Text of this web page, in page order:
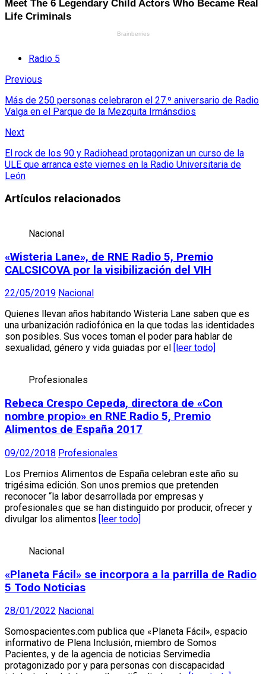
Radio 5
Previous
Más de 250 personas celebraron el 27.º aniversario de Radio
Valga en el Parque de la Mezquita Irmánsdios
Next
El rock de los 90 y Radiohead protagonizan un curso de la
ULE que arranca este viernes en la Radio Universitaria de
León
Artículos relacionados
Nacional
«Wisteria Lane», de RNE Radio 5, Premio
CALCSICOVA por la visibilización del VIH
22/05/2019 Nacional
Quienes llevan años habitando Wisteria Lane saben que es
una urbanización radiofónica en la que todas las identidades
son posibles. Sus voces toman el poder para hablar de
sexualidad, género y vida guiadas por el
[leer todo]
Profesionales
Rebeca Crespo Cepeda, directora de «Con
nombre propio» en RNE Radio 5, Premio
Alimentos de España 2017
09/02/2018 Profesionales
Los Premios Alimentos de España celebran este año su
trigésima edición. Son unos premios que pretenden
reconocer “la labor desarrollada por empresas y
profesionales que se han distinguido por producir, ofrecer y
divulgar los alimentos [leer todo]
Nacional
«Planeta Fácil» se incorpora a la parrilla de Radio
5 Todo Noticias
28/01/2022 Nacional
Somospacientes.com publica que «Planeta Fácil», espacio
informativo de Plena Inclusión, miembro de Somos
Pacientes, y de la agencia de noticias Servimedia
protagonizado por y para personas con discapacidad